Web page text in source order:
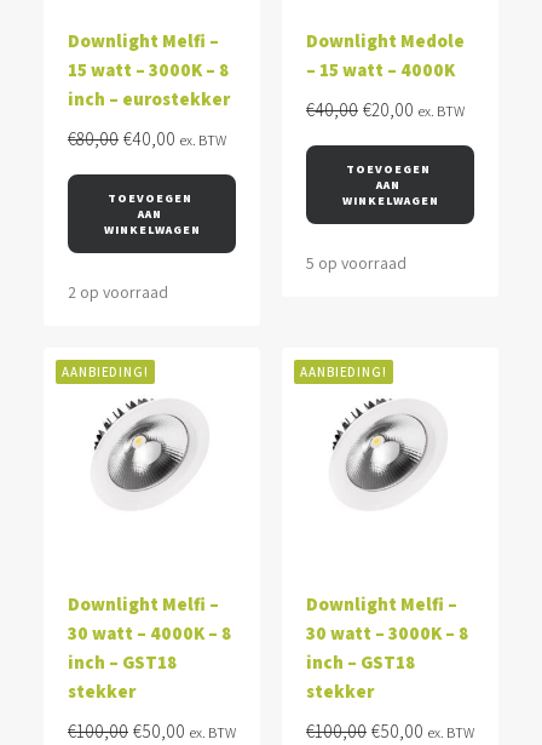
Downlight Melfi –
15 watt – 3000K – 8
inch – eurostekker
€80,00 Oorspronkelijke
was:
€80,00.
€40,00 Huidige
is:
€40,00.
ex. BTW
TOEVOEGEN
AAN
WINKELWAGEN
2 op voorraad
Downlight Medole
– 15 watt – 4000K
€40,00 Oorspronkelijke
was:
€40,00.
€20,00 Huidige
is:
€20,00.
ex. BTW
TOEVOEGEN
AAN
WINKELWAGEN
5 op voorraad
AANBIEDING!
Downlight Melfi –
30 watt – 4000K – 8
inch – GST18
stekker
€100,00 Oorspronkelijke
€50,00 Huidige
ex. BTW
AANBIEDING!
Downlight Melfi –
30 watt – 3000K – 8
inch – GST18
stekker
€100,00 Oorspronkelijke
€50,00 Huidige
ex. BTW